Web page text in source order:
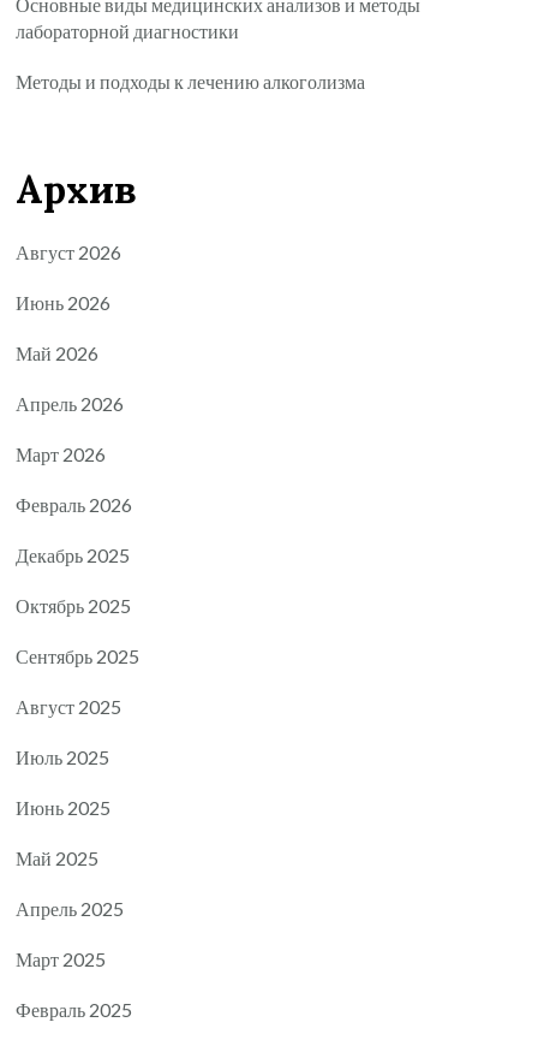
Основные виды медицинских анализов и методы
лабораторной диагностики
Методы и подходы к лечению алкоголизма
Архив
Август 2026
Июнь 2026
Май 2026
Апрель 2026
Март 2026
Февраль 2026
Декабрь 2025
Октябрь 2025
Сентябрь 2025
Август 2025
Июль 2025
Июнь 2025
Май 2025
Апрель 2025
Март 2025
Февраль 2025